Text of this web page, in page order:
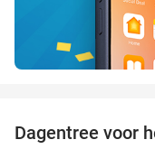
Dagentree voor